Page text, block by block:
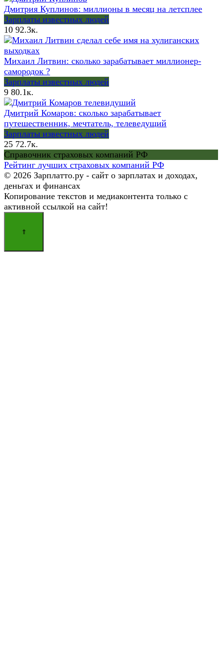
Дмитрия Куплинов: миллионы в месяц на летсплее
Зарплаты известных людей
10 92.3к.
Михаил Литвин: сколько зарабатывает миллионер-
самородок ?
Зарплаты известных людей
9 80.1к.
Дмитрий Комаров: сколько зарабатывает
путешественник, мечтатель, телеведущий
Зарплаты известных людей
25 72.7к.
Справочник страховых компаний РФ
Рейтинг лучших страховых компаний РФ
© 2026 Зарплатто.ру - сайт о зарплатах и доходах,
деньгах и финансах
Копирование текстов и медиаконтента только с
активной ссылкой на сайт!